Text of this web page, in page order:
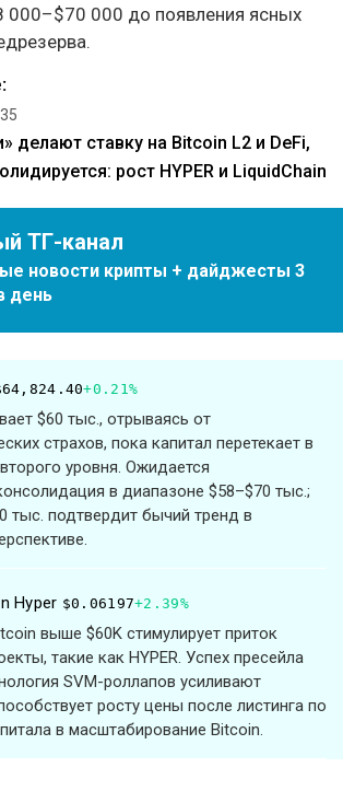
000–$70 000 до появления ясных
делают ставку на Bitcoin L2 и DeFi,
рост HYPER и LiquidChain
ТГ-канал
новости крипты + дайджесты 3
день
+0.21%
$60 тыс., отрываясь от
страхов, пока капитал перетекает в
уровня. Ожидается
в диапазоне $58–$70 тыс.;
тыс. подтвердит бычий тренд в
Hyper $0.06197+2.39%
выше $60K стимулирует приток
такие как HYPER. Успех пресейла
SVM-роллапов усиливают
росту цены после листинга по
в масштабирование Bitcoin.